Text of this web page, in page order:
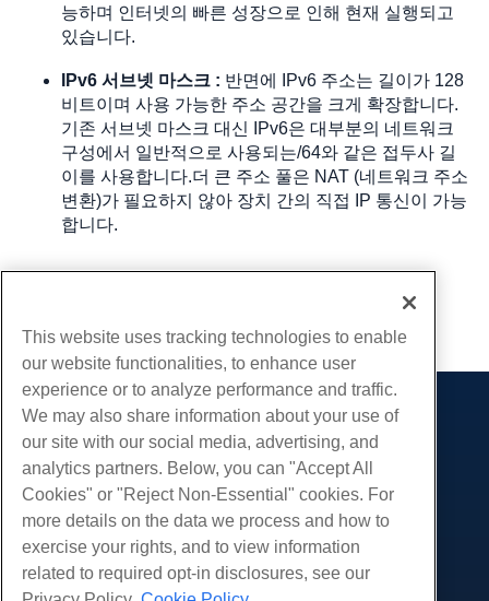
능하며 인터넷의 빠른 성장으로 인해 현재 실행되고
있습니다.
IPv6 서브넷 마스크 : 반면에 IPv6 주소는 길이가 128
비트이며 사용 가능한 주소 공간을 크게 확장합니다.
기존 서브넷 마스크 대신 IPv6은 대부분의 네트워크
구성에서 일반적으로 사용되는/64와 같은 접두사 길
이를 사용합니다.더 큰 주소 풀은 NAT (네트워크 주소
변환)가 필요하지 않아 장치 간의 직접 IP 통신이 가능
합니다.
부 URL
제품
웹 호스팅
비즈니스 호스팅
리셀러 호스팅
화이트 라벨 리셀러
관리되는 리눅스 VPS
서비스
웹 사이트 마이그레이션
커뮤니티
제품 문서
튜토리얼
회사
This website uses tracking technologies to enable
our website functionalities, to enhance user
experience or to analyze performance and traffic.
We may also share information about your use of
our site with our social media, advertising, and
analytics partners. Below, you can "Accept All
Cookies" or "Reject Non-Essential" cookies. For
more details on the data we process and how to
exercise your rights, and to view information
related to required opt-in disclosures, see our